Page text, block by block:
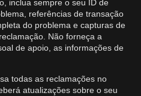
inclua sempre o seu ID de
referências de transação
do problema e capturas de
Não forneça a
de apoio, as informações de
todas as reclamações no
atualizações sobre o seu